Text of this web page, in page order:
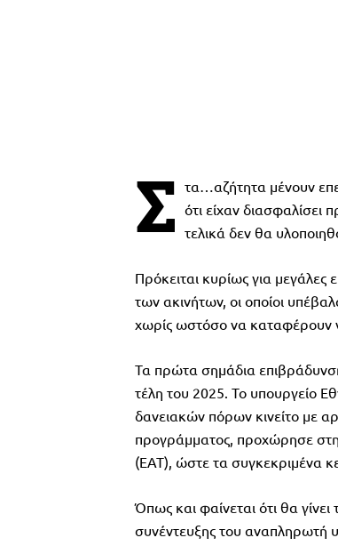
Σ τα…αζήτητα μένουν
ότι είχαν
τελικά δεν θα
Πρόκειται κυρίως για μεγάλες
των ακινήτων, οι οποίοι
χωρίς ωστόσο να καταφέρουν
Τα πρώτα σημάδια
τέλη του 2025. Το υπουργείο
δανειακών πόρων κινείτο με
προγράμματος, προχώρησε
(ΕΑΤ), ώστε τα συγκεκριμένα
Όπως και φαίνεται ότι θα
συνέντευξης του αναπληρωτή